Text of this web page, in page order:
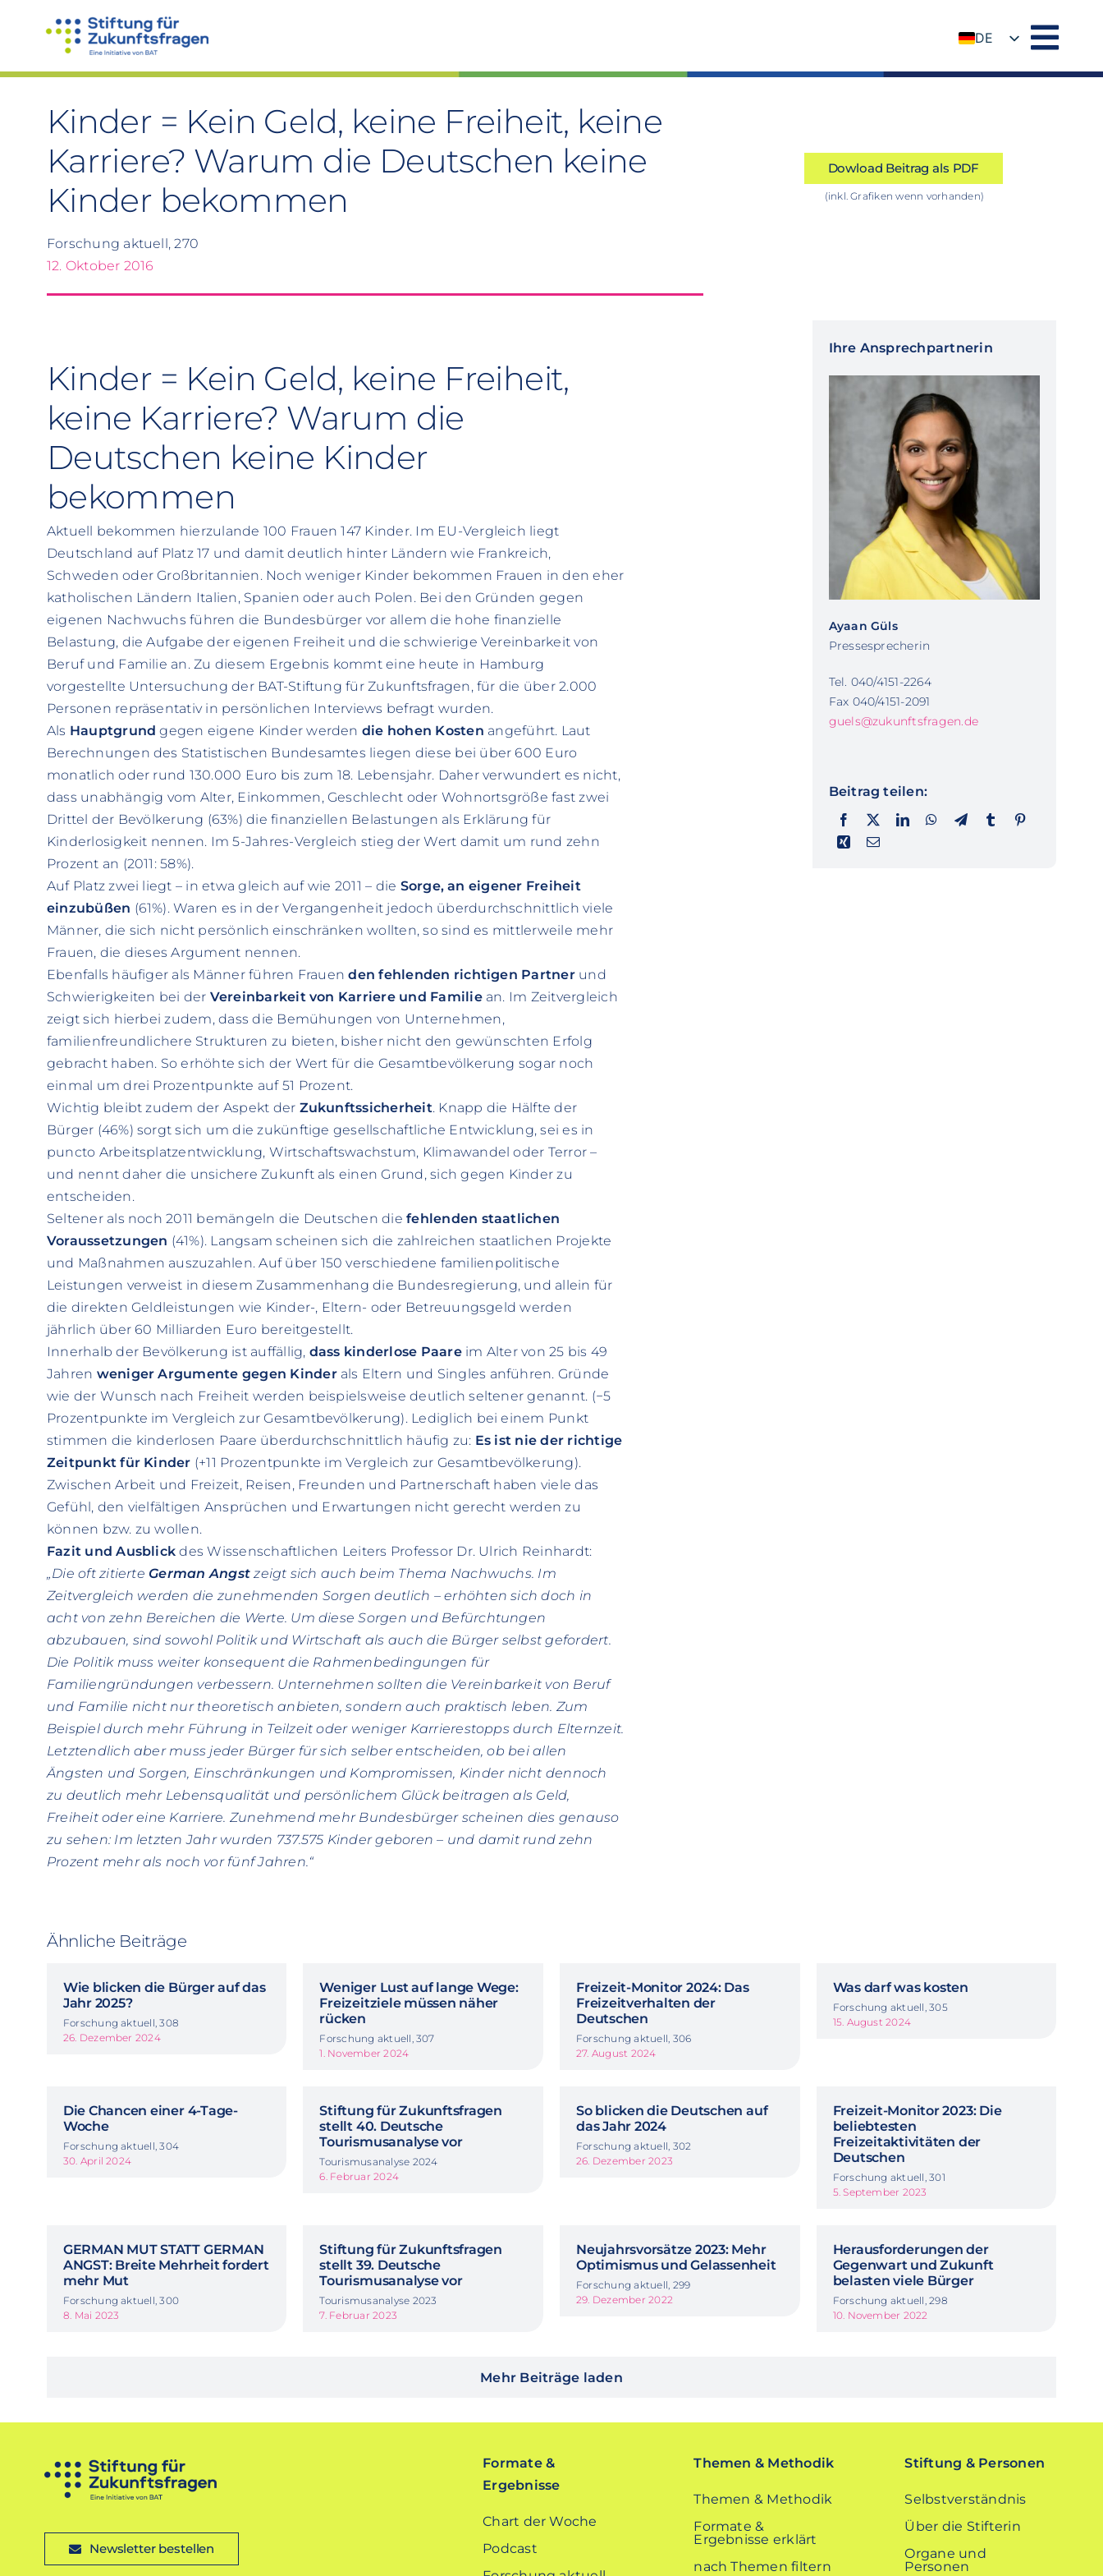
DE
Kinder = Kein Geld, keine Freiheit, keine
Karriere? Warum die Deutschen keine
Kinder bekommen
Forschung aktuell, 270
12. Oktober 2016
Dowload Beitrag als PDF
(inkl. Grafiken wenn vorhanden)
Kinder = Kein Geld, keine Freiheit,
keine Karriere? Warum die
Deutschen keine Kinder
bekommen
Aktuell bekommen hierzulande 100 Frauen 147 Kinder. Im EU-Vergleich liegt
Deutschland auf Platz 17 und damit deutlich hinter Ländern wie Frankreich,
Schweden oder Großbritannien. Noch weniger Kinder bekommen Frauen in den eher
katholischen Ländern Italien, Spanien oder auch Polen. Bei den Gründen gegen
eigenen Nachwuchs führen die Bundesbürger vor allem die hohe finanzielle
Belastung, die Aufgabe der eigenen Freiheit und die schwierige Vereinbarkeit von
Beruf und Familie an. Zu diesem Ergebnis kommt eine heute in Hamburg
vorgestellte Untersuchung der BAT-Stiftung für Zukunftsfragen, für die über 2.000
Personen repräsentativ in persönlichen Interviews befragt wurden.
Als Hauptgrund gegen eigene Kinder werden die hohen Kosten angeführt. Laut
Berechnungen des Statistischen Bundesamtes liegen diese bei über 600 Euro
monatlich oder rund 130.000 Euro bis zum 18. Lebensjahr. Daher verwundert es nicht,
dass unabhängig vom Alter, Einkommen, Geschlecht oder Wohnortsgröße fast zwei
Drittel der Bevölkerung (63%) die finanziellen Belastungen als Erklärung für
Kinderlosigkeit nennen. Im 5-Jahres-Vergleich stieg der Wert damit um rund zehn
Prozent an (2011: 58%).
Auf Platz zwei liegt – in etwa gleich auf wie 2011 – die Sorge, an eigener Freiheit
einzubüßen (61%). Waren es in der Vergangenheit jedoch überdurchschnittlich viele
Männer, die sich nicht persönlich einschränken wollten, so sind es mittlerweile mehr
Frauen, die dieses Argument nennen.
Ebenfalls häufiger als Männer führen Frauenden fehlenden richtigen Partnerund
Schwierigkeiten bei der Vereinbarkeit von Karriere und Familiean. Im Zeitvergleich
zeigt sich hierbei zudem, dass die Bemühungen von Unternehmen,
familienfreundlichere Strukturen zu bieten, bisher nicht den gewünschten Erfolg
gebracht haben. So erhöhte sich der Wert für die Gesamtbevölkerung sogar noch
einmal um drei Prozentpunkte auf 51 Prozent.
Wichtig bleibt zudem der Aspekt der Zukunftssicherheit. Knapp die Hälfte der
Bürger (46%) sorgt sich um die zukünftige gesellschaftliche Entwicklung, sei es in
puncto Arbeitsplatzentwicklung, Wirtschaftswachstum, Klimawandel oder Terror –
und nennt daher die unsichere Zukunft als einen Grund, sich gegen Kinder zu
entscheiden.
Seltener als noch 2011 bemängeln die Deutschen diefehlenden staatlichen
Voraussetzungen (41%). Langsam scheinen sich die zahlreichen staatlichen Projekte
und Maßnahmen auszuzahlen. Auf über 150 verschiedene familienpolitische
Leistungen verweist in diesem Zusammenhang die Bundesregierung, und allein für
die direkten Geldleistungen wie Kinder-, Eltern- oder Betreuungsgeld werden
jährlich über 60 Milliarden Euro bereitgestellt.
Innerhalb der Bevölkerung ist auffällig, dass kinderlose Paareim Alter von 25 bis 49
Jahren weniger Argumente gegen Kinderals Eltern und Singles anführen. Gründe
wie der Wunsch nach Freiheit werden beispielsweise deutlich seltener genannt. (−5
Prozentpunkte im Vergleich zur Gesamtbevölkerung). Lediglich bei einem Punkt
stimmen die kinderlosen Paare überdurchschnittlich häufig zu: Es ist nie der richtige
Zeitpunkt für Kinder (+11 Prozentpunkte im Vergleich zur Gesamtbevölkerung).
Zwischen Arbeit und Freizeit, Reisen, Freunden und Partnerschaft haben viele das
Gefühl, den vielfältigen Ansprüchen und Erwartungen nicht gerecht werden zu
können bzw. zu wollen.
Fazit und Ausblick des Wissenschaftlichen Leiters Professor Dr. Ulrich Reinhardt:
„Die oft zitierte German Angst zeigt sich auch beim Thema Nachwuchs. Im
Zeitvergleich werden die zunehmenden Sorgen deutlich – erhöhten sich doch in
acht von zehn Bereichen die Werte. Um diese Sorgen und Befürchtungen
abzubauen, sind sowohl Politik und Wirtschaft als auch die Bürger selbst gefordert.
Die Politik muss weiter konsequent die Rahmenbedingungen für
Familiengründungen verbessern. Unternehmen sollten die Vereinbarkeit von Beruf
und Familie nicht nur theoretisch anbieten, sondern auch praktisch leben. Zum
Beispiel durch mehr Führung in Teilzeit oder weniger Karrierestopps durch Elternzeit.
Letztendlich aber muss jeder Bürger für sich selber entscheiden, ob bei allen
Ängsten und Sorgen, Einschränkungen und Kompromissen, Kinder nicht dennoch
zu deutlich mehr Lebensqualität und persönlichem Glück beitragen als Geld,
Freiheit oder eine Karriere. Zunehmend mehr Bundesbürger scheinen dies genauso
zu sehen: Im letzten Jahr wurden 737.575 Kinder geboren – und damit rund zehn
Prozent mehr als noch vor fünf Jahren.“
Ihre Ansprechpartnerin
Ayaan Güls
Pressesprecherin
Tel. 040/4151-2264
Fax 040/4151-2091
guels@zukunftsfragen.de
Beitrag teilen:
Ähnliche Beiträge
Wie blicken die Bürger auf das
Jahr 2025?
Forschung aktuell, 308
26. Dezember 2024
Weniger Lust auf lange Wege:
Freizeitziele müssen näher
rücken
Forschung aktuell, 307
1. November 2024
Freizeit-Monitor 2024: Das
Freizeitverhalten der
Deutschen
Forschung aktuell, 306
27. August 2024
Was darf was kosten
Forschung aktuell, 305
15. August 2024
Die Chancen einer 4-Tage-
Woche
Forschung aktuell, 304
30. April 2024
Stiftung für Zukunftsfragen
stellt 40. Deutsche
Tourismusanalyse vor
Tourismusanalyse 2024
6. Februar 2024
So blicken die Deutschen auf
das Jahr 2024
Forschung aktuell, 302
26. Dezember 2023
Freizeit-Monitor 2023: Die
beliebtesten
Freizeitaktivitäten der
Deutschen
Forschung aktuell, 301
5. September 2023
GERMAN MUT STATT GERMAN
ANGST: Breite Mehrheit fordert
mehr Mut
Forschung aktuell, 300
8. Mai 2023
Stiftung für Zukunftsfragen
stellt 39. Deutsche
Tourismusanalyse vor
Tourismusanalyse 2023
7. Februar 2023
Neujahrsvorsätze 2023: Mehr
Optimismus und Gelassenheit
Forschung aktuell, 299
29. Dezember 2022
Herausforderungen der
Gegenwart und Zukunft
belasten viele Bürger
Forschung aktuell, 298
10. November 2022
Mehr Beiträge laden
Newsletter bestellen
Formate &
Ergebnisse
Chart der Woche
Podcast
Themen & Methodik
Themen & Methodik
Formate &
Ergebnisse erklärt
nach Themen filtern
Stiftung & Personen
Selbstverständnis
Über die Stifterin
Organe und
Personen